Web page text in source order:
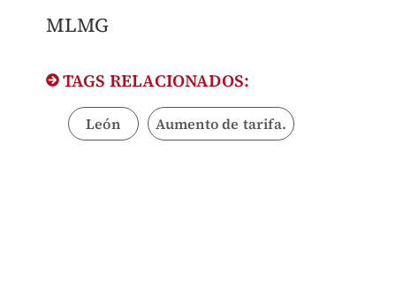
MLMG
TAGS RELACIONADOS:
León Aumento de tarifa.